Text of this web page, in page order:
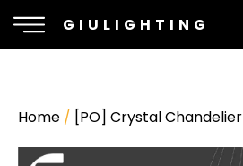
GIULIGHTING
Home / [PO] Crystal Chandelier